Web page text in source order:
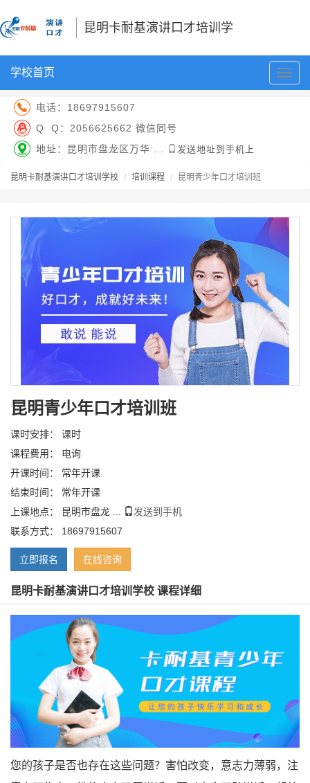
昆明卡耐基演讲口才培训学
切
换
学校首页
电话： 18697915607
Q Q： 2056625662 微信同号
地址：昆明市盘龙区万华 ...
发送地址到手机上
昆明卡耐基演讲口才培训学校 培训课程 昆明青少年口才培训班
昆明青少年口才培训班
课时安排： 课时
课程费用： 电询
开课时间： 常年开课
结束时间： 常年开课
上课地点： 昆明市盘龙 ...
发送到手机
联系方式： 18697915607
立即报名 在线咨询
昆明卡耐基演讲口才培训学校 课程详细
您的孩子是否也存在这些问题？害怕改变，意志力薄弱，注